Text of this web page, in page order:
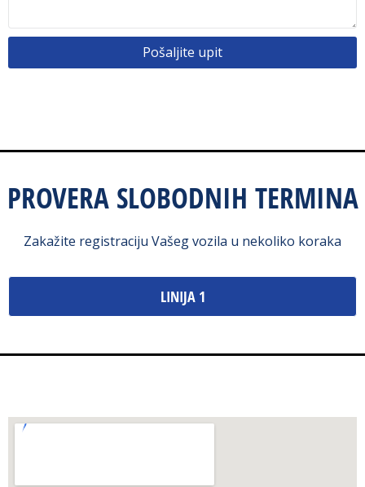
Pošaljite upit
PROVERA SLOBODNIH TERMINA
Zakažite registraciju Vašeg vozila u nekoliko koraka
LINIJA 1